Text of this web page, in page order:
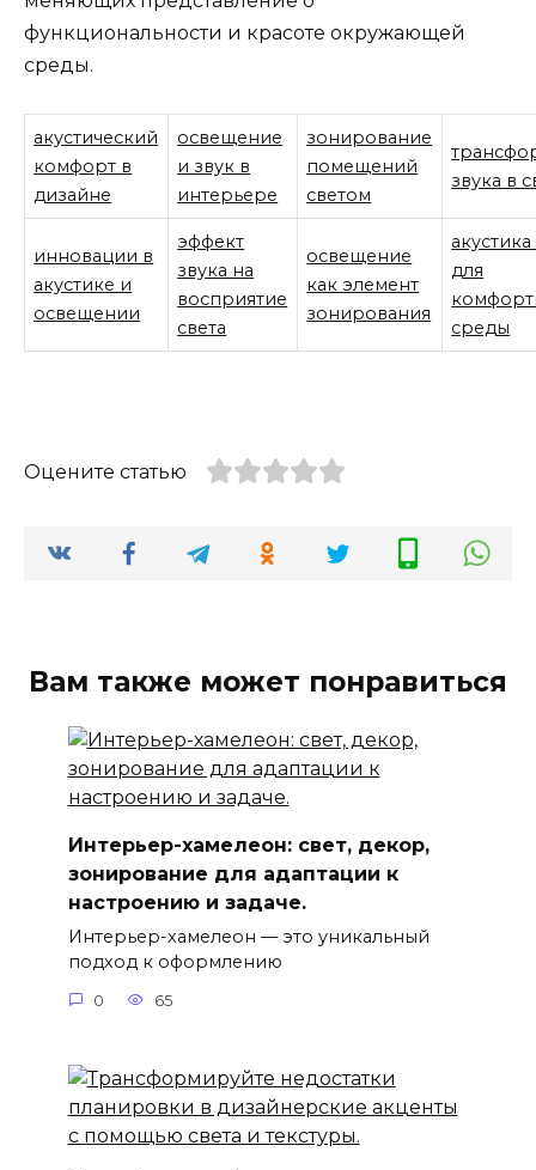
функциональности и красоте окружающей
среды.
акустический
комфорт в
дизайне
освещение
и звук в
интерьере
зонирование
помещений
светом
звука в
инновации в
акустике и
освещении
эффект
звука на
восприятие
света
освещение
как элемент
зонирования
для
среды
Оцените статью
Вам также может понравиться
Интерьер-хамелеон: свет, декор,
зонирование для адаптации к
настроению и задаче.
Интерьер-хамелеон — это уникальный
подход к оформлению
0 65